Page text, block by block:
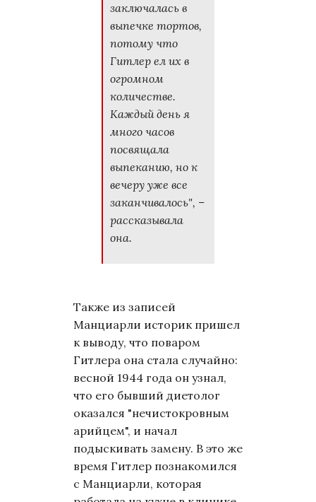
заключалась в
выпечке тортов,
потому что
Гитлер ел их в
огромном
количестве.
Каждый день я
много часов
посвящала
выпеканию, но к
вечеру уже все
заканчивалось", –
рассказывала
она.
Также из записей
Манциарли историк пришел
к выводу, что поваром
Гитлера она стала случайно:
весной 1944 года он узнал,
что его бывший диетолог
оказался "нечистокровным
арийцем", и начал
подыскивать замену. В это же
время Гитлер познакомился
с Манциарли, которая